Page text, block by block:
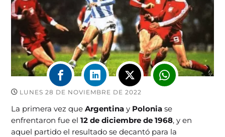
LUNES 28 DE NOVIEMBRE DE 2022
La primera vez queArgentinay Polonia se
enfrentaron fue el12 de diciembre de 1968, y en
aquel partido el resultado se decantó para la